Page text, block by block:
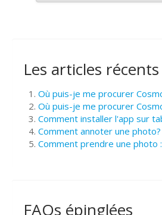
Les articles récents
Où puis-je me procurer
Où puis-je me procurer
Comment installer l'app sur
Comment annoter une photo?
Comment prendre une photo :
FAQs épinglées